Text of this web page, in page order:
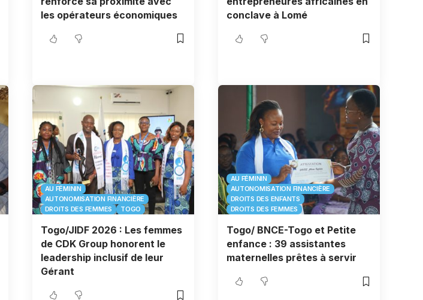
les opérateurs économiques
conclave à Lomé
AU FÉMININ
AUTONOMISATION FINANCIÈRE
DROITS DES FEMMES
TOGO
Togo/JIDF 2026 : Les femmes
de CDK Group honorent le
leadership inclusif de leur
Gérant
AU FÉMININ
AUTONOMISATION FINANCIÈRE
DROITS DES ENFANTS
DROITS DES FEMMES
Togo/ BNCE-Togo et Petite
enfance : 39 assistantes
maternelles prêtes à servir